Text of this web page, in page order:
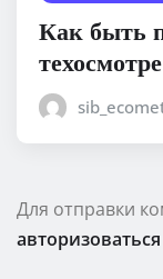
Как быть
техосмотре
Для отправки
авторизоваться